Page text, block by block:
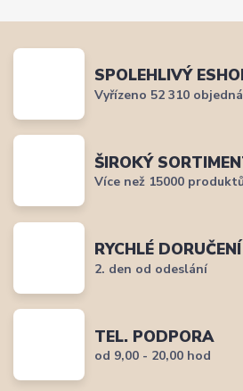
SPOLEHLIVÝ
Vyřízeno 52 310
ŠIROKÝ
Více než 15000
RYCHLÉ DORUČENÍ
2. den od odeslání
TEL. PODPORA
od 9,00 - 20,00 hod